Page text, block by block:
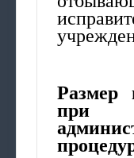
Размер
при